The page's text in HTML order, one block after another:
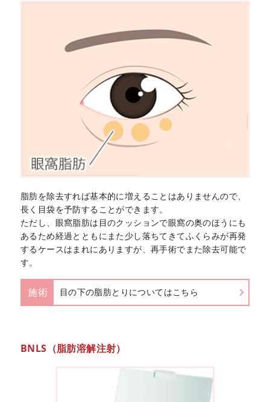
脂肪を除去すれば基本的に増えることはありませんので、
長く目袋を予防することができます。
ただし、眼窩脂肪は目のクッションで眼窩の奥のほうにも
あるため経過とともにまた少し落ちてきてふくらみが再発
するケースはまれにありますが、再手術でまた除去可能で
す。
施術 目の下の脂肪とりについてはこちら
BNLS（脂肪溶解注射）